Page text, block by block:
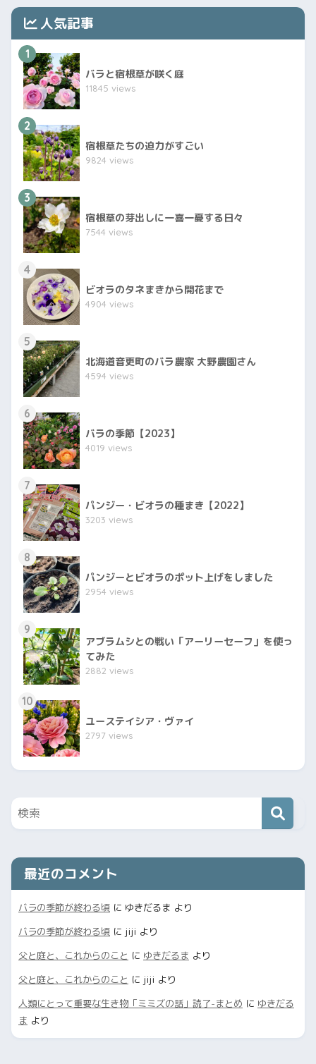
人気記事
1
バラと宿根草が咲く庭
11845 views
2
宿根草たちの迫力がすごい
9824 views
3
宿根草の芽出しに一喜一憂する日々
7544 views
4
ビオラのタネまきから開花まで
4904 views
5
北海道音更町のバラ農家 大野農園さん
4594 views
6
バラの季節【2023】
4019 views
7
パンジー・ビオラの種まき【2022】
3203 views
8
パンジーとビオラのポット上げをしました
2954 views
9
アブラムシとの戦い「アーリーセーフ」を使っ
てみた
2882 views
10
ユーステイシア・ヴァイ
2797 views
最近のコメント
バラの季節が終わる頃 に ゆきだるま より
バラの季節が終わる頃 に jiji より
父と庭と、これからのこと に ゆきだるま より
父と庭と、これからのこと に jiji より
人類にとって重要な生き物「ミミズの話」読了-まとめ に ゆきだる
ま より